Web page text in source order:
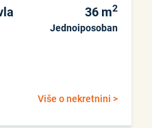
36 m2
Jednoiposoban
Više o nekretnini >